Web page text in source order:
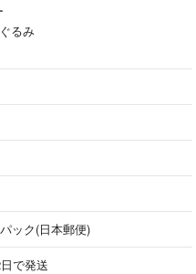
るみ
ック(日本郵便)
で発送